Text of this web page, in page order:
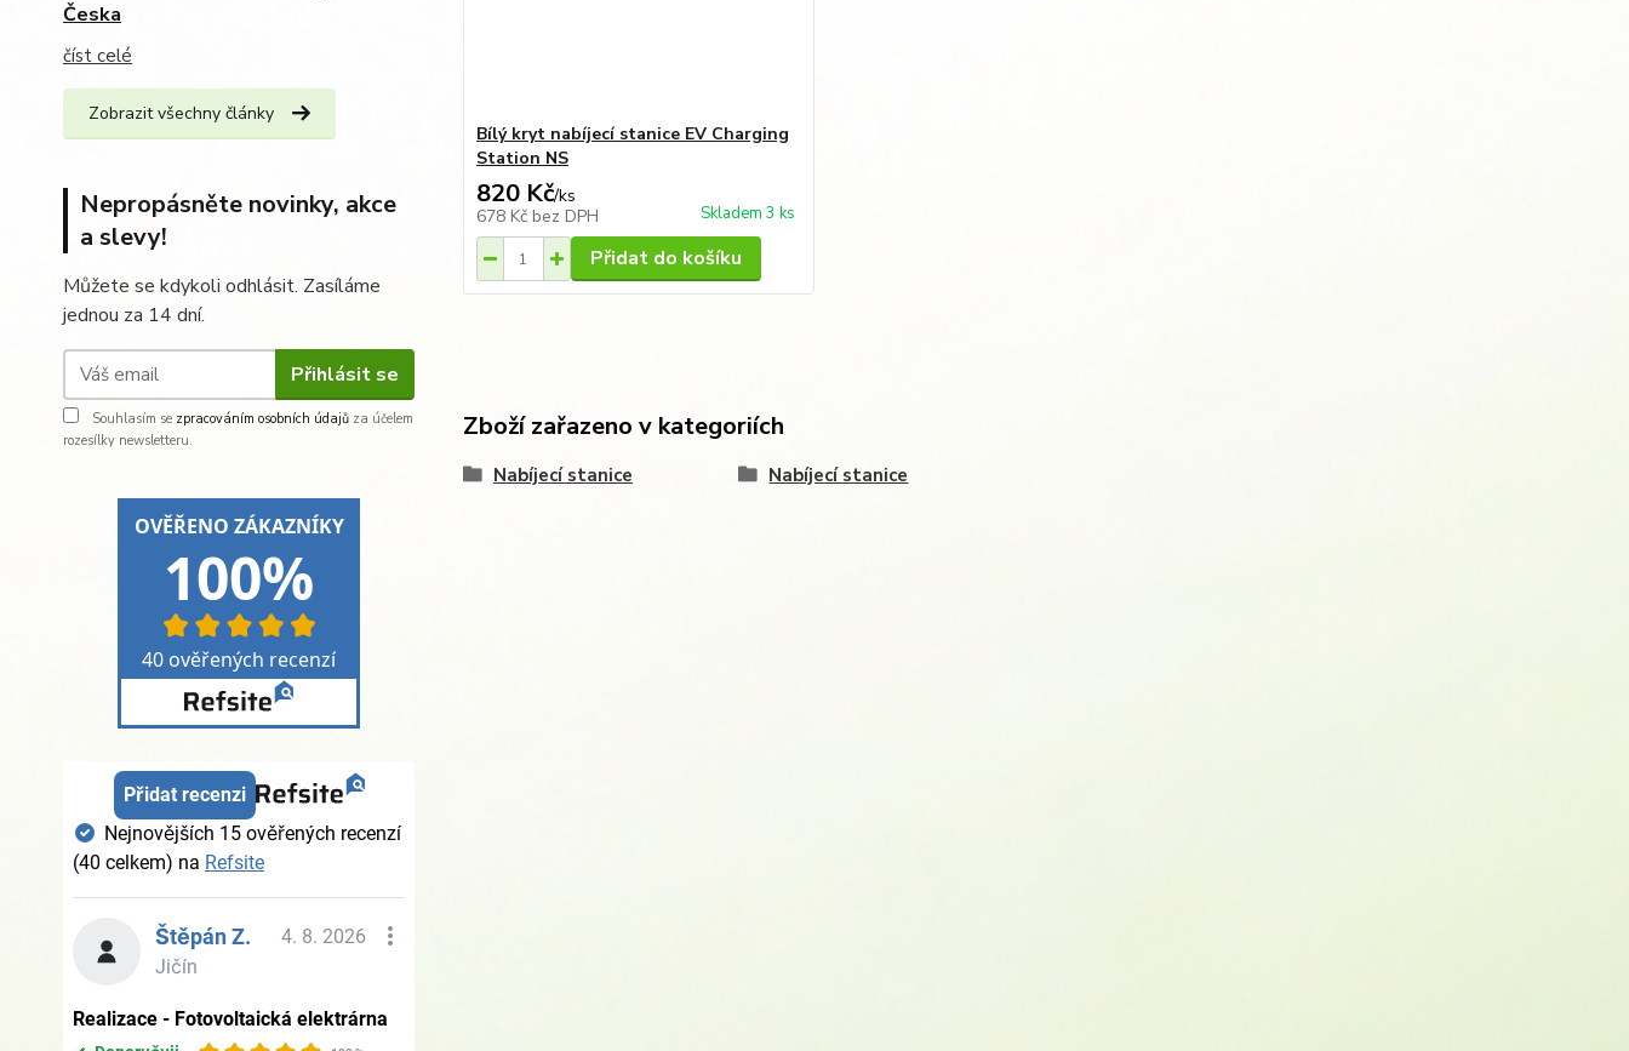
Česka
číst celé
Zobrazit všechny články
Nepropásněte novinky, akce
a slevy!
Můžete se kdykoli odhlásit. Zasíláme
jednou za 14 dní.
Přihlásit se
Souhlasím se zpracováním osobních údajů za účelem
rozesílky newsletteru.
Bílý kryt nabíjecí stanice EV Charging
Station NS
820 Kč/ks
678 Kč bez DPH Skladem 3 ks
Přidat do košíku
Zboží zařazeno v kategoriích
Nabíjecí stanice Nabíjecí stanice